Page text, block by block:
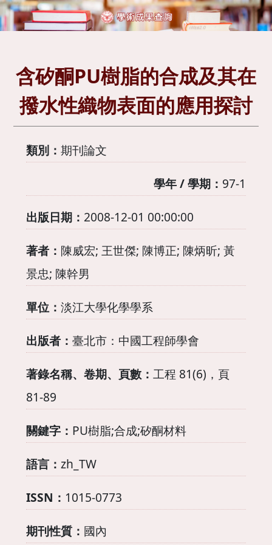
含矽酮PU樹脂的合成及其在
撥水性織物表面的應用探討
類別： 期刊論文
學年 / 學期： 97-1
出版日期： 2008-12-01 00:00:00
著者： 陳威宏; 王世傑; 陳博正; 陳炳昕; 黃
景忠; 陳幹男
單位： 淡江大學化學學系
出版者： 臺北市：中國工程師學會
著錄名稱、卷期、頁數： 工程 81(6)，頁
81-89
關鍵字： PU樹脂;合成;矽酮材料
語言： zh_TW
ISSN： 1015-0773
期刊性質： 國內